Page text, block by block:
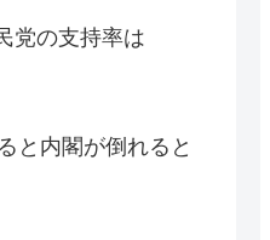
党の支持率は
と内閣が倒れると